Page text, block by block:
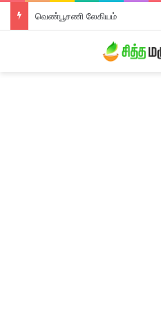
திரிபலா லேகியம்